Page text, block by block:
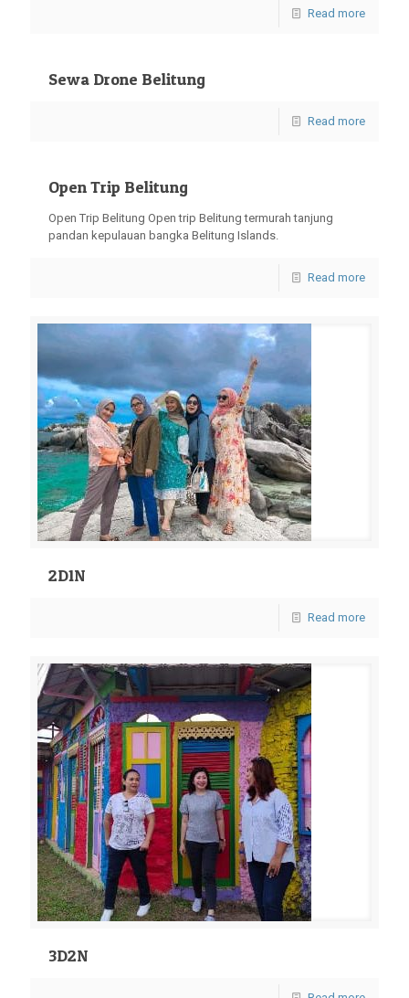
Read more
Sewa Drone Belitung
Read more
Open Trip Belitung
Open Trip Belitung Open trip Belitung termurah tanjung
pandan kepulauan bangka Belitung Islands.
Read more
2D1N
Read more
3D2N